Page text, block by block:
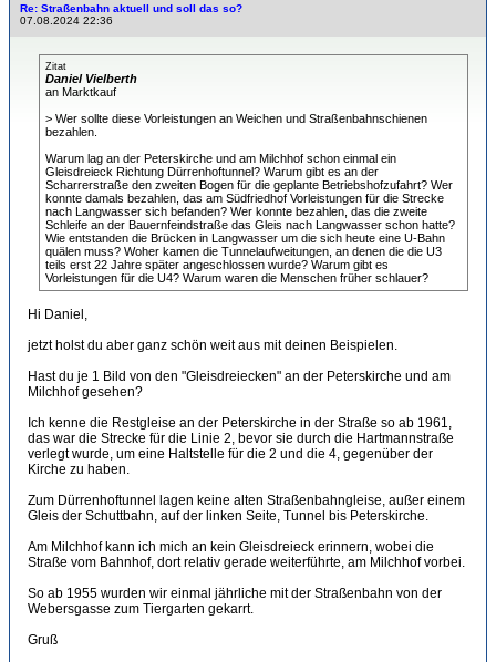
Re: Straßenbahn aktuell und soll das so?
07.08.2024 22:36
Zitat
Daniel Vielberth
an Marktkauf
> Wer sollte diese Vorleistungen an Weichen und Straßenbahnschienen
bezahlen.
Warum lag an der Peterskirche und am Milchhof schon einmal ein
Gleisdreieck Richtung Dürrenhoftunnel? Warum gibt es an der
Scharrerstraße den zweiten Bogen für die geplante Betriebshofzufahrt? Wer
konnte damals bezahlen, das am Südfriedhof Vorleistungen für die Strecke
nach Langwasser sich befanden? Wer konnte bezahlen, das die zweite
Schleife an der Bauernfeindstraße das Gleis nach Langwasser schon hatte?
Wie entstanden die Brücken in Langwasser um die sich heute eine U-Bahn
quälen muss? Woher kamen die Tunnelaufweitungen, an denen die die U3
teils erst 22 Jahre später angeschlossen wurde? Warum gibt es
Vorleistungen für die U4? Warum waren die Menschen früher schlauer?
Hi Daniel,
jetzt holst du aber ganz schön weit aus mit deinen Beispielen.
Hast du je 1 Bild von den "Gleisdreiecken" an der Peterskirche und am
Milchhof gesehen?
Ich kenne die Restgleise an der Peterskirche in der Straße so ab 1961,
das war die Strecke für die Linie 2, bevor sie durch die Hartmannstraße
verlegt wurde, um eine Haltstelle für die 2 und die 4, gegenüber der
Kirche zu haben.
Zum Dürrenhoftunnel lagen keine alten Straßenbahngleise, außer einem
Gleis der Schuttbahn, auf der linken Seite, Tunnel bis Peterskirche.
Am Milchhof kann ich mich an kein Gleisdreieck erinnern, wobei die
Straße vom Bahnhof, dort relativ gerade weiterführte, am Milchhof vorbei.
So ab 1955 wurden wir einmal jährliche mit der Straßenbahn von der
Webersgasse zum Tiergarten gekarrt.
Gruß